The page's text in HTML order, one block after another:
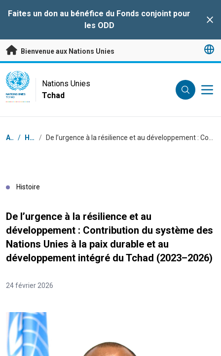
Faites un don au bénéfice du Fonds conjoint pour
les ODD
Bienvenue aux Nations Unies
UN Logo
NATIONS UNIES
TCHAD
Nations Unies
Tchad
Fil d'Ariane
Accueil / Histoires /
Histoire
De l’urgence à la résilience et au
développement : Contribution du système des
Nations Unies à la paix durable et au
développement intégré du Tchad (2023–2026)
24 février 2026